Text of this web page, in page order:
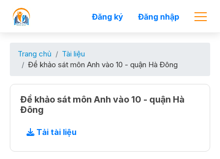
Đăng ký Đăng nhập
Trang chủ
Tài liệu
Đề khảo sát môn Anh vào 10 - quận Hà Đông
Đề khảo sát môn Anh vào 10 - quận Hà
Đông
Tải tài liệu